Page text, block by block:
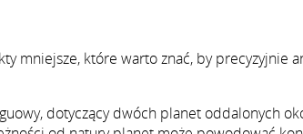
mniejsze, które warto znać, by precyzyjnie
dotyczący dwóch planet oddalonych